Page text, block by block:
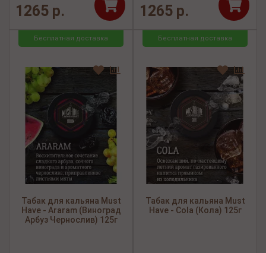
1265 р. 1265 р.
Бесплатная доставка
Табак для кальяна Must
Have - Araram (Виноград
Арбуз Чернослив) 125г
Бесплатная доставка
Табак для кальяна Must
Have - Cola (Кола) 125г